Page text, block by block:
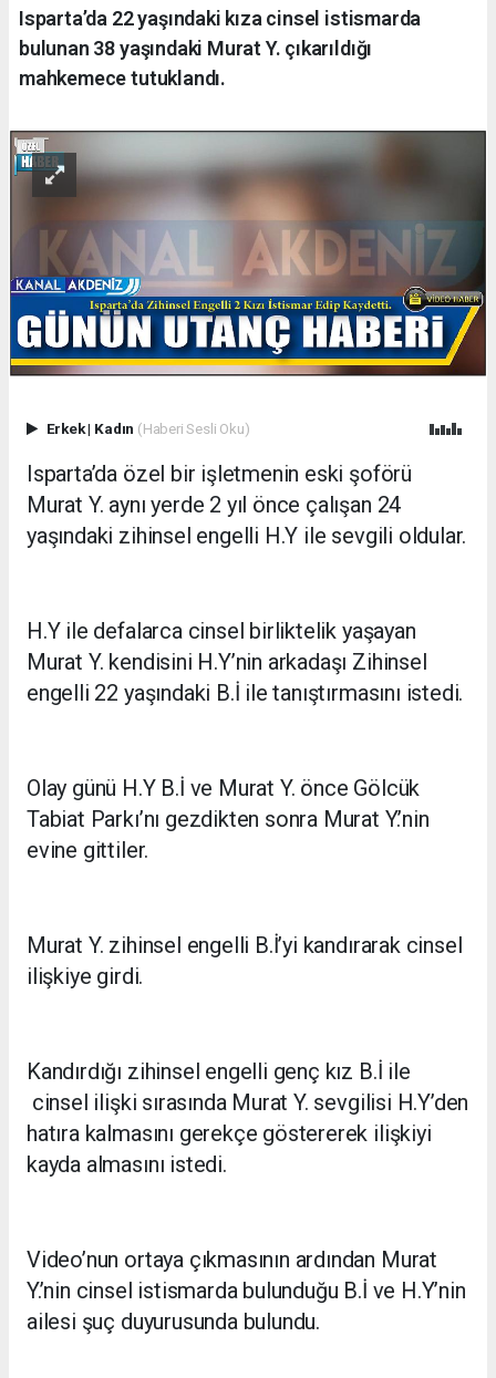
Isparta’da 22 yaşındaki kıza cinsel istismarda
bulunan 38 yaşındaki Murat Y. çıkarıldığı
mahkemece tutuklandı.
Erkek| Kadın (Haberi Sesli Oku)
Isparta’da özel bir işletmenin eski şoförü
Murat Y. aynı yerde 2 yıl önce çalışan 24
yaşındaki zihinsel engelli H.Y ile sevgili oldular.
H.Y ile defalarca cinsel birliktelik yaşayan
Murat Y. kendisini H.Y’nin arkadaşı Zihinsel
engelli 22 yaşındaki B.İ ile tanıştırmasını istedi.
Olay günü H.Y B.İ ve Murat Y. önce Gölcük
Tabiat Parkı’nı gezdikten sonra Murat Y.’nin
evine gittiler.
Murat Y. zihinsel engelli B.İ’yi kandırarak cinsel
ilişkiye girdi.
Kandırdığı zihinsel engelli genç kız B.İ ile
cinsel ilişki sırasında Murat Y. sevgilisi H.Y’den
hatıra kalmasını gerekçe göstererek ilişkiyi
kayda almasını istedi.
Video’nun ortaya çıkmasının ardından Murat
Y.’nin cinsel istismarda bulunduğu B.İ ve H.Y’nin
ailesi şuç duyurusunda bulundu.